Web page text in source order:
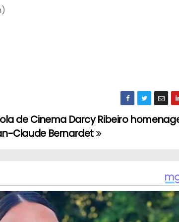
de Cinema Darcy Ribeiro
Claude Bernardet